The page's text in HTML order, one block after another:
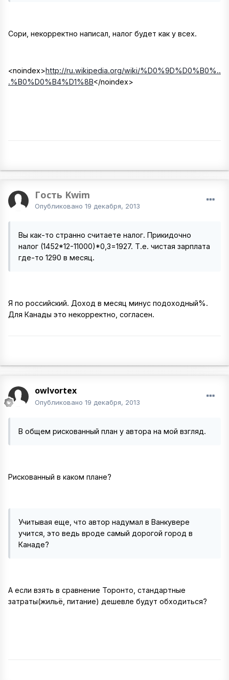
Сори, некорректно написал, налог будет как у всех.
<noindex>http://ru.wikipedia.org/wiki/%D0%9D%D0%B0%..
.%B0%D0%B4%D1%8B</noindex>
Гость Kwim
Опубликовано 19 декабря, 2013
Вы как-то странно считаете налог. Прикидочно
налог (1452*12-11000)*0,3=1927. Т.е. чистая зарплата
где-то 1290 в месяц.
Я по российский. Доход в месяц минус подоходный%.
Для Канады это некорректно, согласен.
owlvortex
Опубликовано 19 декабря, 2013
В общем рискованный план у автора на мой взгляд.
Рискованный в каком плане?
Учитывая еще, что автор надумал в Ванкувере
учится, это ведь вроде самый дорогой город в
Канаде?
А если взять в сравнение Торонто, стандартные
затраты(жильё, питание) дешевле будут обходиться?